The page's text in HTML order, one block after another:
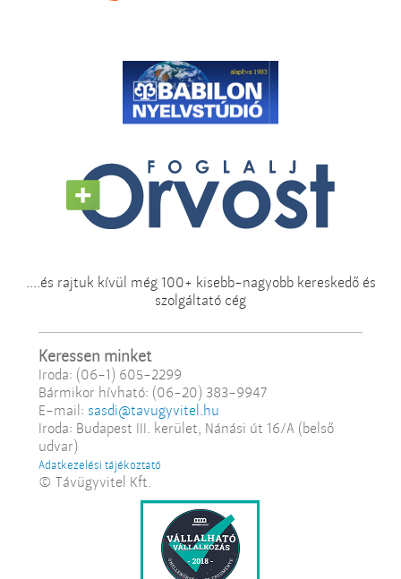
....és rajtuk kívül még 100+ kisebb-nagyobb kereskedő és
szolgáltató cég
Keressen minket
Iroda: (06-1) 605-2299
Bármikor hívható: (06-20) 383-9947
E-mail: sasdi@tavugyvitel.hu
Iroda: Budapest III. kerület, Nánási út 16/A (belső
udvar)
Adatkezelési tájékoztató
© Távügyvitel Kft.